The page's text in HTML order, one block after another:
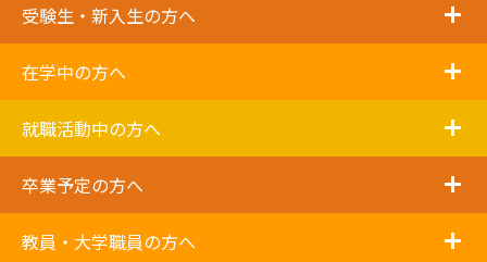
受験生・新入生の方へ
在学中の方へ
就職活動中の方へ
卒業予定の方へ
教員・大学職員の方へ